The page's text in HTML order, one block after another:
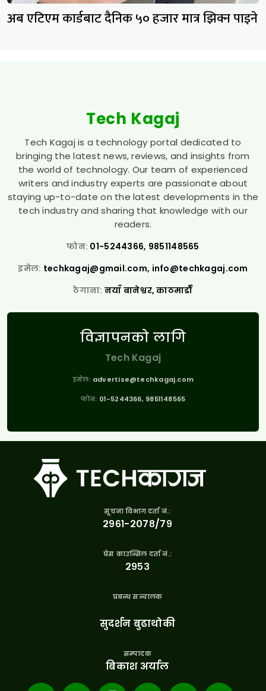
अब एटिएम कार्डबाट दैनिक ५० हजार‌‌ मात्र‌ झिक्न पाइने
Tech Kagaj
Tech Kagaj is a technology portal dedicated to
bringing the latest news, reviews, and insights from
the world of technology. Our team of experienced
writers and industry experts are passionate about
staying up-to-date on the latest developments in the
tech industry and sharing that knowledge with our
readers.
फोन: 01-5244366, 9851148565
इमेल: techkagaj@gmail.com, info@techkagaj.com
ठेगाना: नयाँ बानेश्वर, काठमाडौँ
विज्ञापनको लागि
Tech Kagaj
इमेल: advertise@techkagaj.com
फोन: 01-5244366, 9851148565
सूचना विभाग दर्ता नं.:
२९६१-२०७८/७९
प्रेस काउन्सिल दर्ता नं.:
२९५३
प्रबन्ध सन्चालक
सुदर्शन बुढाथोकी
सम्पादक
बिकाश अर्याल